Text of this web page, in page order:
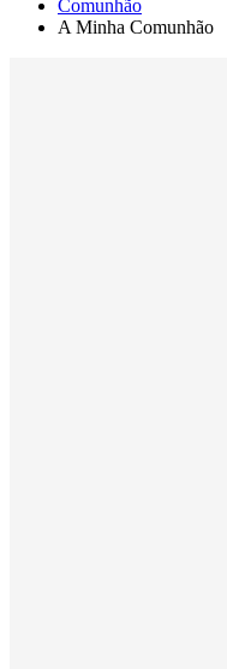
Comunhão
A Minha Comunhão